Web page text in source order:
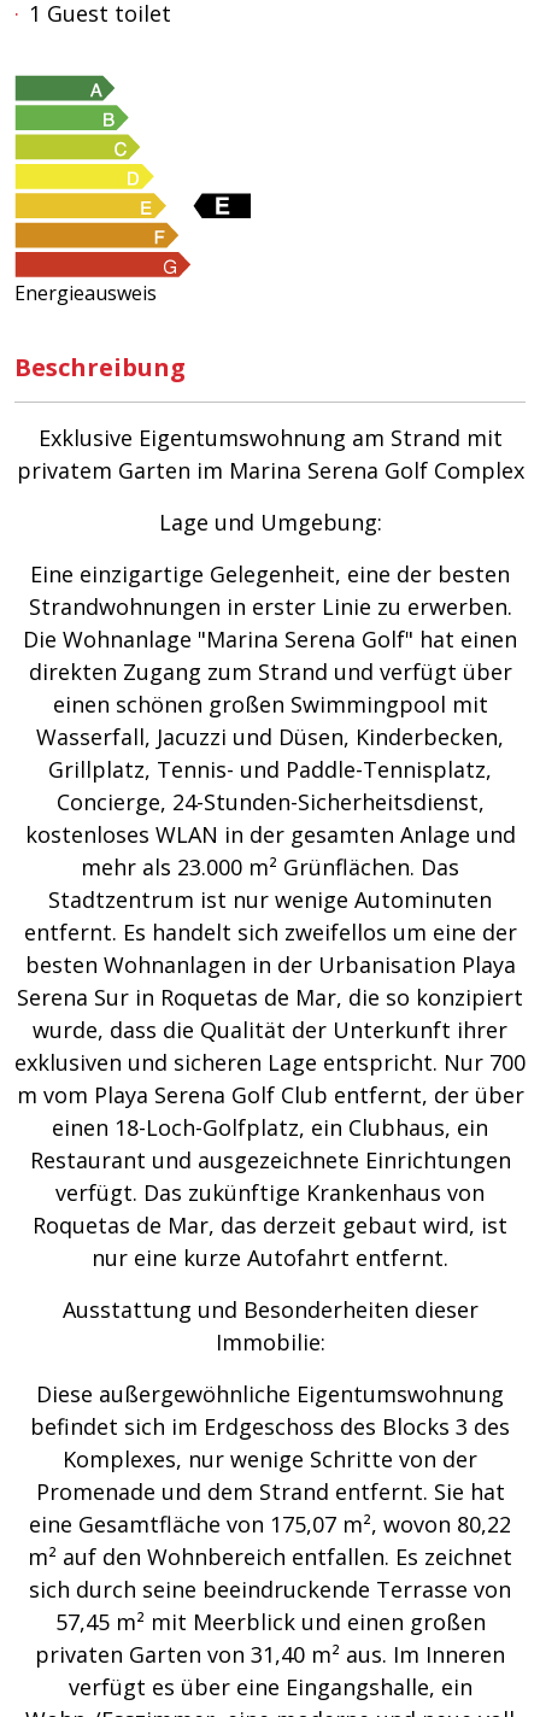
1 Guest toilet
Energieausweis
Beschreibung
Exklusive Eigentumswohnung am Strand mit
privatem Garten im Marina Serena Golf Complex
Lage und Umgebung:
Eine einzigartige Gelegenheit, eine der besten
Strandwohnungen in erster Linie zu erwerben.
Die Wohnanlage "Marina Serena Golf" hat einen
direkten Zugang zum Strand und verfügt über
einen schönen großen Swimmingpool mit
Wasserfall, Jacuzzi und Düsen, Kinderbecken,
Grillplatz, Tennis- und Paddle-Tennisplatz,
Concierge, 24-Stunden-Sicherheitsdienst,
kostenloses WLAN in der gesamten Anlage und
mehr als 23.000 m² Grünflächen. Das
Stadtzentrum ist nur wenige Autominuten
entfernt. Es handelt sich zweifellos um eine der
besten Wohnanlagen in der Urbanisation Playa
Serena Sur in Roquetas de Mar, die so konzipiert
wurde, dass die Qualität der Unterkunft ihrer
exklusiven und sicheren Lage entspricht. Nur 700
m vom Playa Serena Golf Club entfernt, der über
einen 18-Loch-Golfplatz, ein Clubhaus, ein
Restaurant und ausgezeichnete Einrichtungen
verfügt. Das zukünftige Krankenhaus von
Roquetas de Mar, das derzeit gebaut wird, ist
nur eine kurze Autofahrt entfernt.
Ausstattung und Besonderheiten dieser
Immobilie:
Diese außergewöhnliche Eigentumswohnung
befindet sich im Erdgeschoss des Blocks 3 des
Komplexes, nur wenige Schritte von der
Promenade und dem Strand entfernt. Sie hat
eine Gesamtfläche von 175,07 m², wovon 80,22
m² auf den Wohnbereich entfallen. Es zeichnet
sich durch seine beeindruckende Terrasse von
57,45 m² mit Meerblick und einen großen
privaten Garten von 31,40 m² aus. Im Inneren
verfügt es über eine Eingangshalle, ein